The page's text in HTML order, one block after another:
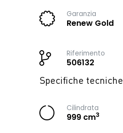
Garanzia
Renew Gold
Riferimento
506132
Specifiche tecniche
Cilindrata
999 cm3